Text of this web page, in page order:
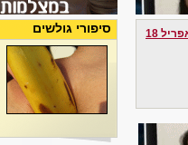
18 סיפורי גולשים